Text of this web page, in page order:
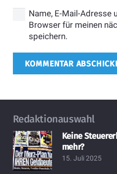
Name, E-Mail-Adresse
Browser für meinen
speichern.
KOMMENTAR
Redaktionauswahl
Keine
mehr?
15. Juli 2025